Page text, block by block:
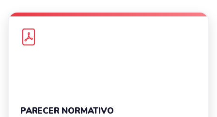
PARECER NORMATIVO